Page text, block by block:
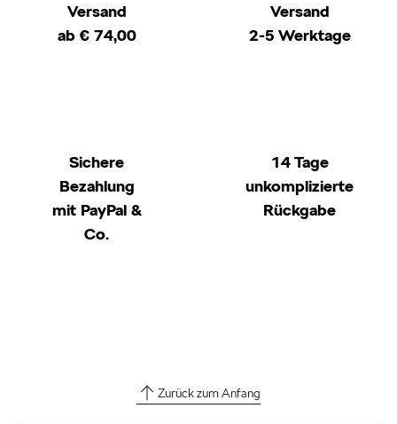
Versand
ab € 74,00
Versand
2-5 Werktage
Sichere
Bezahlung
mit PayPal &
Co.
14 Tage
unkomplizierte
Rückgabe
Zurück zum Anfang